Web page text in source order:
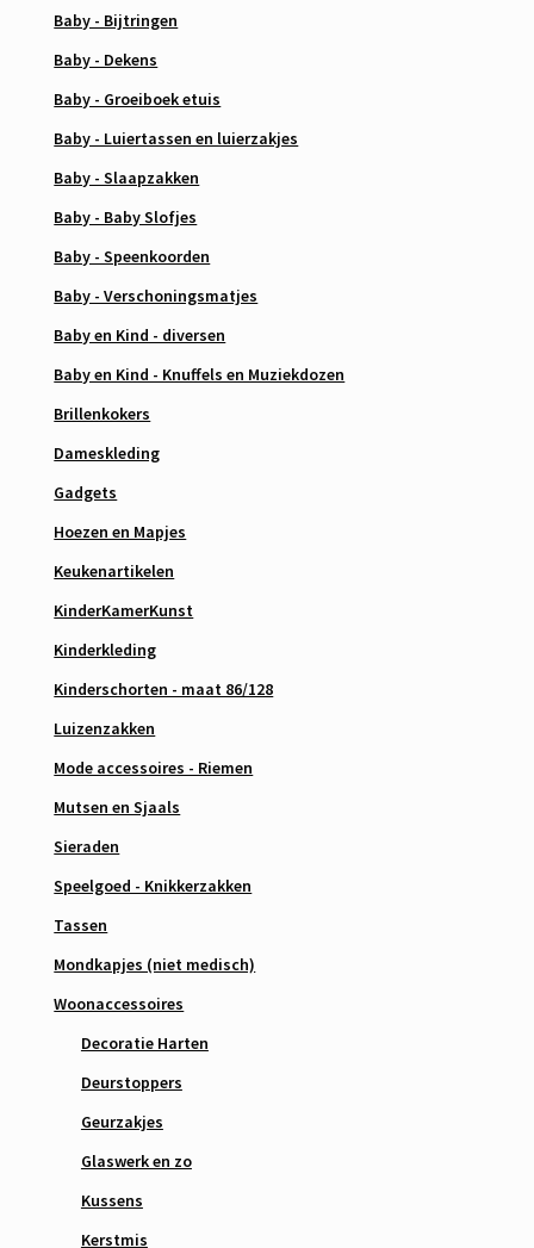
Baby - Bijtringen
Baby - Dekens
Baby - Groeiboek etuis
Baby - Luiertassen en luierzakjes
Baby - Slaapzakken
Baby - Baby Slofjes
Baby - Speenkoorden
Baby - Verschoningsmatjes
Baby en Kind - diversen
Baby en Kind - Knuffels en Muziekdozen
Brillenkokers
Dameskleding
Gadgets
Hoezen en Mapjes
Keukenartikelen
KinderKamerKunst
Kinderkleding
Kinderschorten - maat 86/128
Luizenzakken
Mode accessoires - Riemen
Mutsen en Sjaals
Sieraden
Speelgoed - Knikkerzakken
Tassen
Mondkapjes (niet medisch)
Woonaccessoires
Decoratie Harten
Deurstoppers
Geurzakjes
Glaswerk en zo
Kussens
Kerstmis